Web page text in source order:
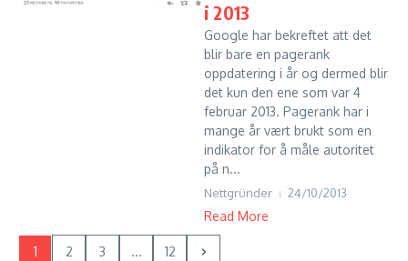
i 2013
Google har bekreftet att det
blir bare en pagerank
oppdatering i år og dermed blir
det kun den ene som var 4
februar 2013. Pagerank har i
mange år vært brukt som en
indikator for å måle autoritet
på n...
Nettgründer 24/10/2013
Read More
1 2 3 ... 12